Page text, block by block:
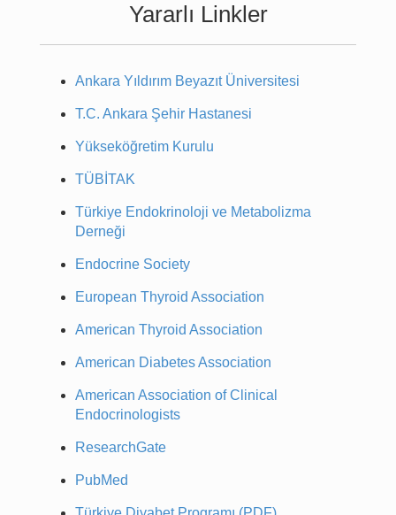
Yararlı Linkler
Ankara Yıldırım Beyazıt Üniversitesi
T.C. Ankara Şehir Hastanesi
Yükseköğretim Kurulu
TÜBİTAK
Türkiye Endokrinoloji ve Metabolizma
Derneği
Endocrine Society
European Thyroid Association
American Thyroid Association
American Diabetes Association
American Association of Clinical
Endocrinologists
ResearchGate
PubMed